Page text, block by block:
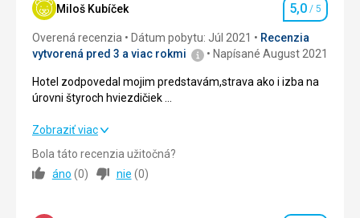
Služby 5,0/ 5
Cena 5,0/ 5
Miloš Kubíček Hodnotenie
5,0 / 5
Overená recenzia Dátum pobytu: Júl 2021
Recenzia
vytvorená pred 3 a viac rokmi
Napísané August 2021
Hotel zodpovedal mojim predstavám,strava ako i izba na
úrovni štyroch hviezdičiek …
Hotel zodpovedal mojim predstavám,strava ako i izba na
úrovni štyroch hviezdičiek …
Strava
Zobraziť viac
Bola táto recenzia užitočná?
áno (0) nie (0)